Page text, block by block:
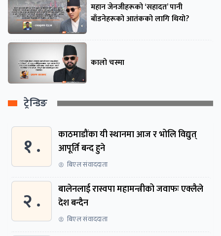
महान जेनजीहरूको ‘सहादत’ पानी
बाँडनेहरूको आतंकको लागि थियो?
कालो चस्मा
ट्रेन्डिङ
१ .
काठमाडौंका यी स्थानमा आज र भोलि विद्युत्
आपूर्ति बन्द हुने
बिएल संवाददाता
२ .
बालेनलाई रास्वपा महामन्त्रीको जवाफः एक्लैले
देश बन्दैन
बिएल संवाददाता